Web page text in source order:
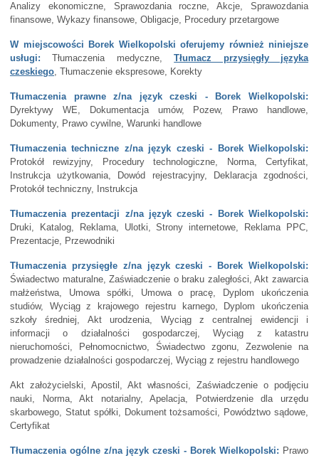
Analizy ekonomiczne, Sprawozdania roczne, Akcje, Sprawozdania
finansowe, Wykazy finansowe, Obligacje, Procedury przetargowe
W miejscowości Borek Wielkopolski oferujemy również niniejsze
usługi: Tłumaczenia medyczne,Tłumacz przysięgły języka
czeskiego, Tłumaczenie ekspresowe, Korekty
Tłumaczenia prawne z/na język czeski - Borek Wielkopolski:
Dyrektywy WE, Dokumentacja umów, Pozew, Prawo handlowe,
Dokumenty, Prawo cywilne, Warunki handlowe
Tłumaczenia techniczne z/na język czeski - Borek Wielkopolski:
Protokół rewizyjny, Procedury technologiczne, Norma, Certyfikat,
Instrukcja użytkowania, Dowód rejestracyjny, Deklaracja zgodności,
Protokół techniczny, Instrukcja
Tłumaczenia prezentacji z/na język czeski - Borek Wielkopolski:
Druki, Katalog, Reklama, Ulotki, Strony internetowe, Reklama PPC,
Prezentacje, Przewodniki
Tłumaczenia przysięgłe z/na język czeski - Borek Wielkopolski:
Świadectwo maturalne, Zaświadczenie o braku zaległości, Akt zawarcia
małżeństwa, Umowa spółki, Umowa o pracę, Dyplom ukończenia
studiów, Wyciąg z krajowego rejestru karnego, Dyplom ukończenia
szkoły średniej, Akt urodzenia, Wyciąg z centralnej ewidencji i
informacji o działalności gospodarczej, Wyciąg z katastru
nieruchomości, Pełnomocnictwo, Świadectwo zgonu, Zezwolenie na
prowadzenie działalności gospodarczej, Wyciąg z rejestru handlowego
Akt założycielski, Apostil, Akt własności, Zaświadczenie o podjęciu
nauki, Norma, Akt notarialny, Apelacja, Potwierdzenie dla urzędu
skarbowego, Statut spółki, Dokument tożsamości, Powództwo sądowe,
Certyfikat
Tłumaczenia ogólne z/na język czeski - Borek Wielkopolski: Prawo